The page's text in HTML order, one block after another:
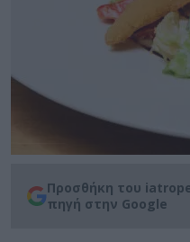
Προσθήκη του
πηγή στην Google